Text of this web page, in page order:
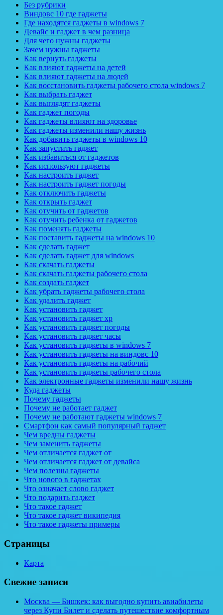
Без рубрики
Виндовс 10 где гаджеты
Где находятся гаджеты в windows 7
Девайс и гаджет в чем разница
Для чего нужны гаджеты
Зачем нужны гаджеты
Как вернуть гаджеты
Как влияют гаджеты на детей
Как влияют гаджеты на людей
Как восстановить гаджеты рабочего стола windows 7
Как выбрать гаджет
Как выглядят гаджеты
Как гаджет погоды
Как гаджеты влияют на здоровье
Как гаджеты изменили нашу жизнь
Как добавить гаджеты в windows 10
Как запустить гаджет
Как избавиться от гаджетов
Как используют гаджеты
Как настроить гаджет
Как настроить гаджет погоды
Как отключить гаджеты
Как открыть гаджет
Как отучить от гаджетов
Как отучить ребенка от гаджетов
Как поменять гаджеты
Как поставить гаджеты на windows 10
Как сделать гаджет
Как сделать гаджет для windows
Как скачать гаджеты
Как скачать гаджеты рабочего стола
Как создать гаджет
Как убрать гаджеты рабочего стола
Как удалить гаджет
Как установить гаджет
Как установить гаджет xp
Как установить гаджет погоды
Как установить гаджет часы
Как установить гаджеты в windows 7
Как установить гаджеты на виндовс 10
Как установить гаджеты на рабочий
Как установить гаджеты рабочего стола
Как электронные гаджеты изменили нашу жизнь
Куда гаджеты
Почему гаджеты
Почему не работает гаджет
Почему не работают гаджеты windows 7
Смартфон как самый популярный гаджет
Чем вредны гаджеты
Чем заменить гаджеты
Чем отличается гаджет от
Чем отличается гаджет от девайса
Чем полезны гаджеты
Что нового в гаджетах
Что означает слово гаджет
Что подарить гаджет
Что такое гаджет
Что такое гаджет википедия
Что такое гаджеты примеры
Страницы
Карта
Свежие записи
Москва — Бишкек: как выгодно купить авиабилеты
через Купи Билет и сделать путешествие комфортным